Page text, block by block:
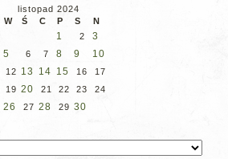
listopad 2024
W Ś C P S N
1 2
3
5 6 7 8 9 10
12 13 14 15 16
17
19 20 21 22 23
24
26 27 28 29 30